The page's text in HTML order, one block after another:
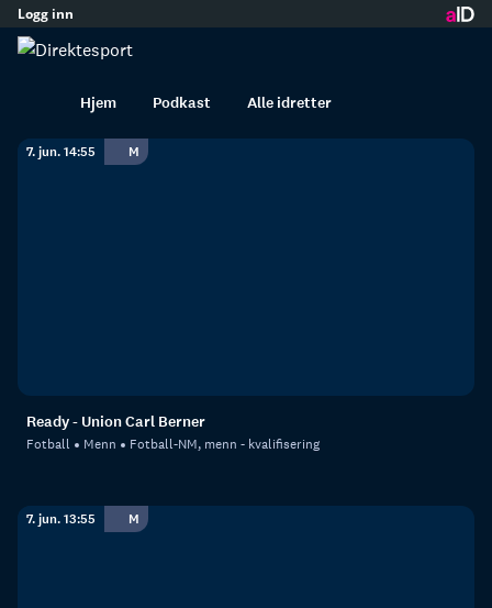
innhold
Logg inn
Hjem Podkast Alle idretter
Fotball-NM, menn -
7. jun. 14:55 M
Ready - Union Carl Berner
Fotball Menn Fotball-NM, menn - kvalifisering
7. jun. 13:55 M